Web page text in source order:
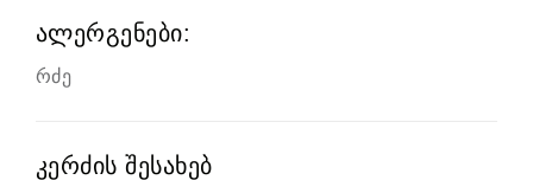
ალერგენები:
რძე
კერძის შესახებ